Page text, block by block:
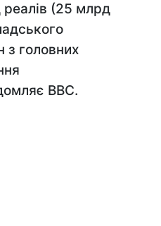
реалів (25 млрд
з головних
BBC.